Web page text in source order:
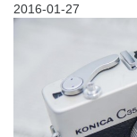
2016-01-27